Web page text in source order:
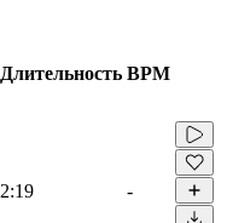
Длительность BPM
2:19 -